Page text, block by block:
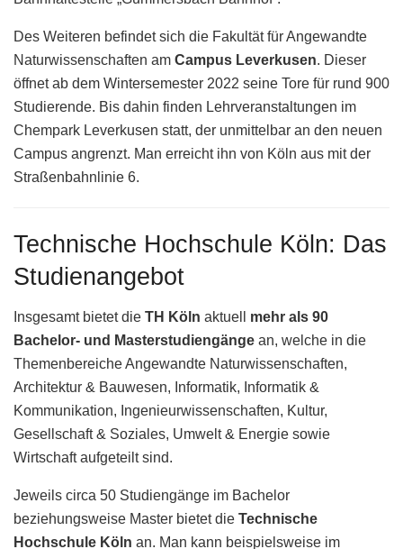
Des Weiteren befindet sich die Fakultät für Angewandte
Naturwissenschaften am Campus Leverkusen. Dieser
öffnet ab dem Wintersemester 2022 seine Tore für rund 900
Studierende. Bis dahin finden Lehrveranstaltungen im
Chempark Leverkusen statt, der unmittelbar an den neuen
Campus angrenzt. Man erreicht ihn von Köln aus mit der
Straßenbahnlinie 6.
Technische Hochschule Köln: Das
Studienangebot
Insgesamt bietet die TH Köln aktuell mehr als 90
Bachelor- und Masterstudiengänge an, welche in die
Themenbereiche Angewandte Naturwissenschaften,
Architektur & Bauwesen, Informatik, Informatik &
Kommunikation, Ingenieurwissenschaften, Kultur,
Gesellschaft & Soziales, Umwelt & Energie sowie
Wirtschaft aufgeteilt sind.
Jeweils circa 50 Studiengänge im Bachelor
beziehungsweise Master bietet die Technische
Hochschule Köln an. Man kann beispielsweise im